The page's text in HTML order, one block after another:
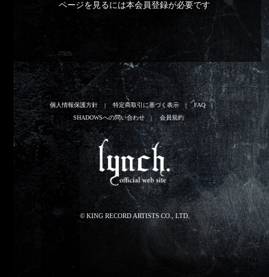
ページを見るには本会員登録が必要です
個人情報保護方針 特定商取引に基づく表示
FAQ
SHADOWSへの問い合わせ
会員規約
© KING RECORD ARTISTS CO., LTD.